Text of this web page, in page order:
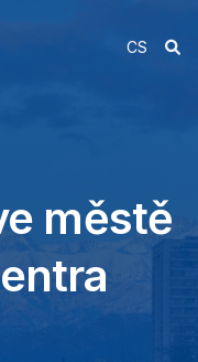
CS
městě